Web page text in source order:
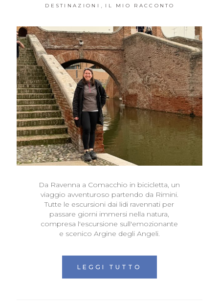
DESTINAZIONI IL MIO RACCONTO
Da Ravenna a Comacchio in bicicletta, un
viaggio avventuroso partendo da Rimini.
Tutte le escursioni dai lidi ravennati per
passare giorni immersi nella natura,
compresa l'escursione sull'emozionante
e scenico Argine degli Angeli.
LEGGI TUTTO